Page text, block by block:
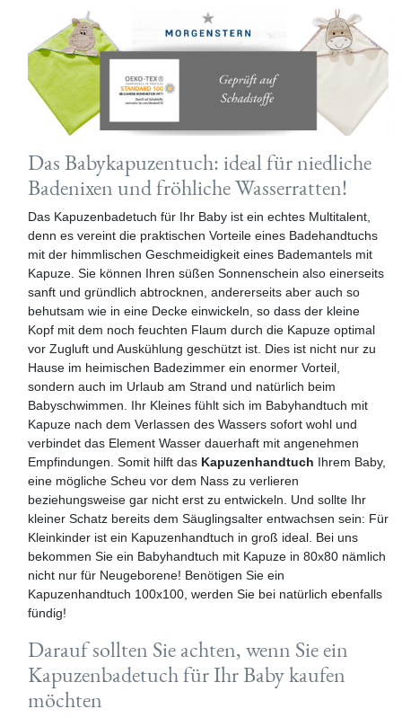
Das Babykapuzentuch: ideal für niedliche
Badenixen und fröhliche Wasserratten!
Das Kapuzenbadetuch für Ihr Baby ist ein echtes Multitalent,
denn es vereint die praktischen Vorteile eines Badehandtuchs
mit der himmlischen Geschmeidigkeit eines Bademantels mit
Kapuze. Sie können Ihren süßen Sonnenschein also einerseits
sanft und gründlich abtrocknen, andererseits aber auch so
behutsam wie in eine Decke einwickeln, so dass der kleine
Kopf mit dem noch feuchten Flaum durch die Kapuze optimal
vor Zugluft und Auskühlung geschützt ist. Dies ist nicht nur zu
Hause im heimischen Badezimmer ein enormer Vorteil,
sondern auch im Urlaub am Strand und natürlich beim
Babyschwimmen. Ihr Kleines fühlt sich im Babyhandtuch mit
Kapuze nach dem Verlassen des Wassers sofort wohl und
verbindet das Element Wasser dauerhaft mit angenehmen
Empfindungen. Somit hilft das Kapuzenhandtuch Ihrem Baby,
eine mögliche Scheu vor dem Nass zu verlieren
beziehungsweise gar nicht erst zu entwickeln. Und sollte Ihr
kleiner Schatz bereits dem Säuglingsalter entwachsen sein: Für
Kleinkinder ist ein Kapuzenhandtuch in groß ideal. Bei uns
bekommen Sie ein Babyhandtuch mit Kapuze in 80x80 nämlich
nicht nur für Neugeborene! Benötigen Sie ein
Kapuzenhandtuch 100x100, werden Sie bei natürlich ebenfalls
fündig!
Darauf sollten Sie achten, wenn Sie ein
Kapuzenbadetuch für Ihr Baby kaufen
möchten